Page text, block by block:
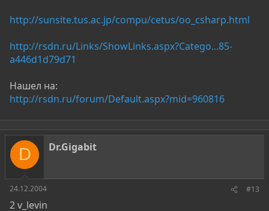
http://sunsite.tus.ac.jp/compu/cetus/oo_csharp.html
http://rsdn.ru/Links/ShowLinks.aspx?Catego...85-
a446d1d79d71
Нашел на:
http://rsdn.ru/forum/Default.aspx?mid=960816
D Dr.Gigabit
24.12.2004 #13
2 v_levin